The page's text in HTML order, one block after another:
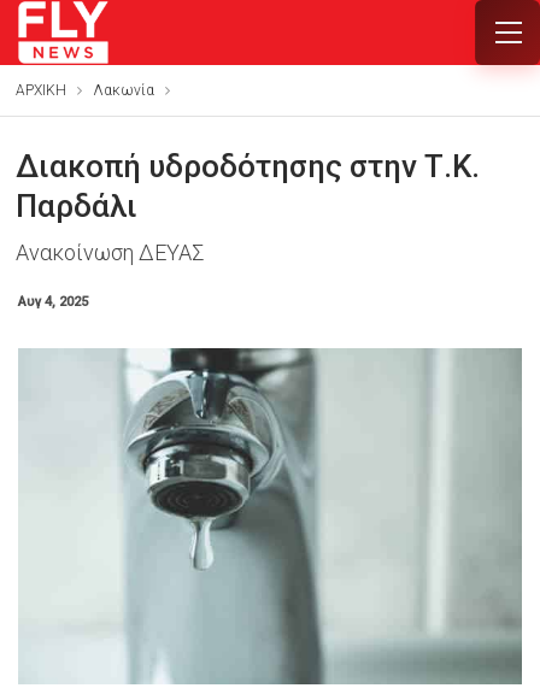
ΑΡΧΙΚΗ Λακωνία
Διακοπή υδροδότησης στην Τ.Κ.
Παρδάλι
Ανακοίνωση ΔΕΥΑΣ
Αυγ 4, 2025